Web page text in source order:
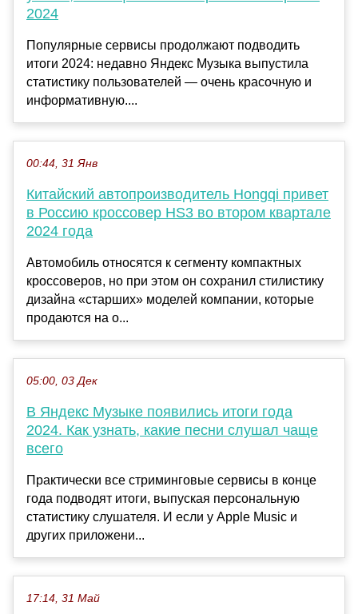
2024
Популярные сервисы продолжают подводить
итоги 2024: недавно Яндекс Музыка выпустила
статистику пользователей — очень красочную и
информативную....
00:44, 31 Янв
Китайский автопроизводитель Hongqi привет
в Россию кроссовер HS3 во втором квартале
2024 года
Автомобиль относятся к сегменту компактных
кроссоверов, но при этом он сохранил стилистику
дизайна «старших» моделей компании, которые
продаются на о...
05:00, 03 Дек
В Яндекс Музыке появились итоги года
2024. Как узнать, какие песни слушал чаще
всего
Практически все стриминговые сервисы в конце
года подводят итоги, выпуская персональную
статистику слушателя. И если у Apple Music и
других приложени...
17:14, 31 Май